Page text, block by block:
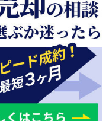
総合研究所